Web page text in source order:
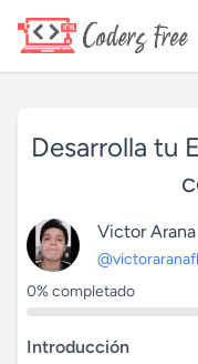
Desarrolla tu
Victor
0% completado
Introducción